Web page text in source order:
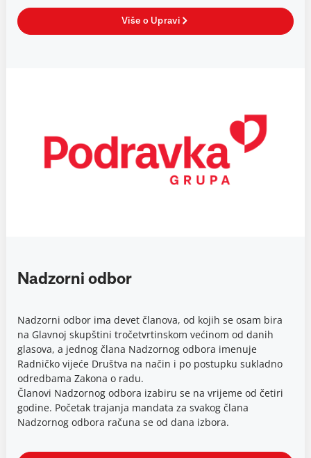
Više o Upravi
Nadzorni odbor
Nadzorni odbor ima devet članova, od kojih se osam bira
na Glavnoj skupštini tročetvrtinskom većinom od danih
glasova, a jednog člana Nadzornog odbora imenuje
Radničko vijeće Društva na način i po postupku sukladno
odredbama Zakona o radu.
Članovi Nadzornog odbora izabiru se na vrijeme od četiri
godine. Početak trajanja mandata za svakog člana
Nadzornog odbora računa se od dana izbora.